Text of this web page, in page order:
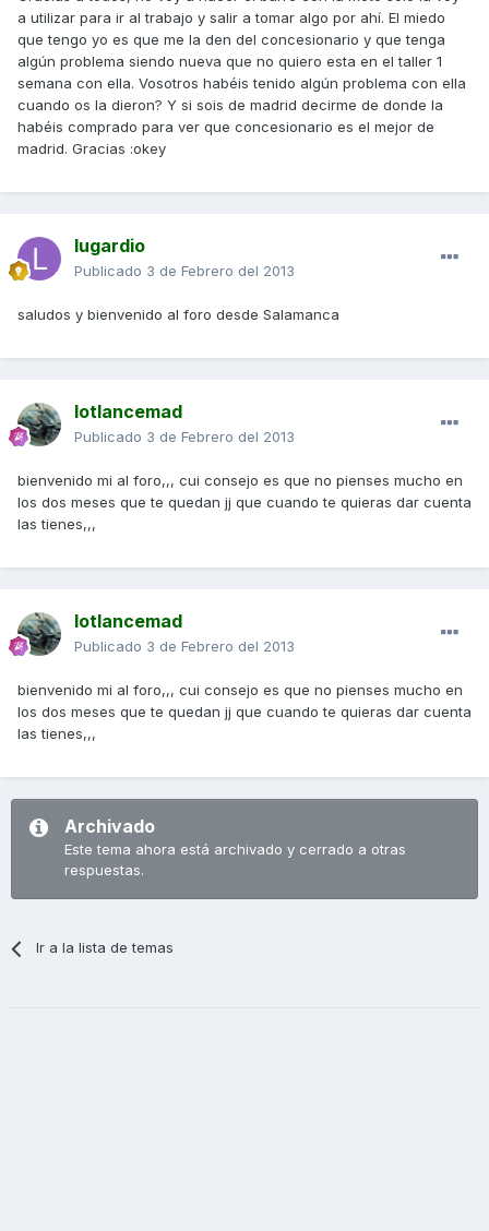
a utilizar para ir al trabajo y salir a tomar algo por ahí. El miedo
que tengo yo es que me la den del concesionario y que tenga
algún problema siendo nueva que no quiero esta en el taller 1
semana con ella. Vosotros habéis tenido algún problema con ella
cuando os la dieron? Y si sois de madrid decirme de donde la
habéis comprado para ver que concesionario es el mejor de
madrid. Gracias :okey
lugardio
Publicado 3 de Febrero del 2013
saludos y bienvenido al foro desde Salamanca
lotlancemad
Publicado 3 de Febrero del 2013
bienvenido mi al foro,,, cui consejo es que no pienses mucho en
los dos meses que te quedan jj que cuando te quieras dar cuenta
las tienes,,,
lotlancemad
Publicado 3 de Febrero del 2013
bienvenido mi al foro,,, cui consejo es que no pienses mucho en
los dos meses que te quedan jj que cuando te quieras dar cuenta
las tienes,,,
Archivado
Este tema ahora está archivado y cerrado a otras
respuestas.
Ir a la lista de temas